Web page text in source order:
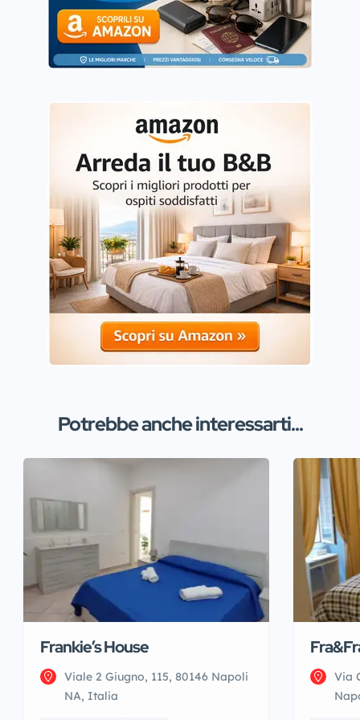
Potrebbe anche interessarti...
Frankie’s House
Viale 2 Giugno, 115, 80146 Napoli
NA, Italia
Via